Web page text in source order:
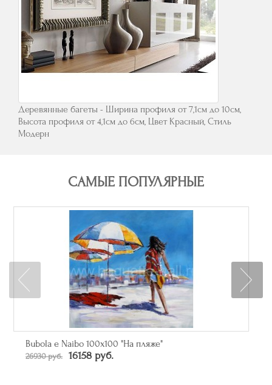
Деревянные багеты - Ширина профиля от 7,1см до 10см,
Высота профиля от 4,1см до 6см, Цвет Красный, Стиль
Модерн
САМЫЕ ПОПУЛЯРНЫЕ
Зеркало прямоугольное в багете цвета серебро
От 50790 руб.